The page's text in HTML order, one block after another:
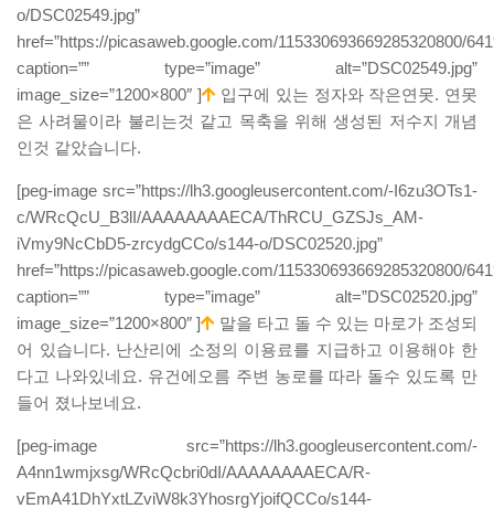
o/DSC02549.jpg”
href=”https://picasaweb.google.com/115330693669285320800/
caption=”” type=”image” alt=”DSC02549.jpg”
image_size=”1200×800″ ]
입구에 있는 정자와 작은연못. 연못
은 사려물이라 불리는것 같고 목축을 위해 생성된 저수지 개념
인것 같았습니다.
[peg-image src=”https://lh3.googleusercontent.com/-I6zu3OTs1-
c/WRcQcU_B3lI/AAAAAAAAECA/ThRCU_GZSJs_AM-
iVmy9NcCbD5-zrcydgCCo/s144-o/DSC02520.jpg”
href=”https://picasaweb.google.com/115330693669285320800/
caption=”” type=”image” alt=”DSC02520.jpg”
image_size=”1200×800″ ]
말을 타고 돌 수 있는 마로가 조성되
어 있습니다. 난산리에 소정의 이용료를 지급하고 이용해야 한
다고 나와있네요. 유건에오름 주변 농로를 따라 돌수 있도록 만
들어 졌나보네요.
[peg-image src=”https://lh3.googleusercontent.com/-
A4nn1wmjxsg/WRcQcbri0dI/AAAAAAAAECA/R-
vEmA41DhYxtLZviW8k3YhosrgYjoifQCCo/s144-